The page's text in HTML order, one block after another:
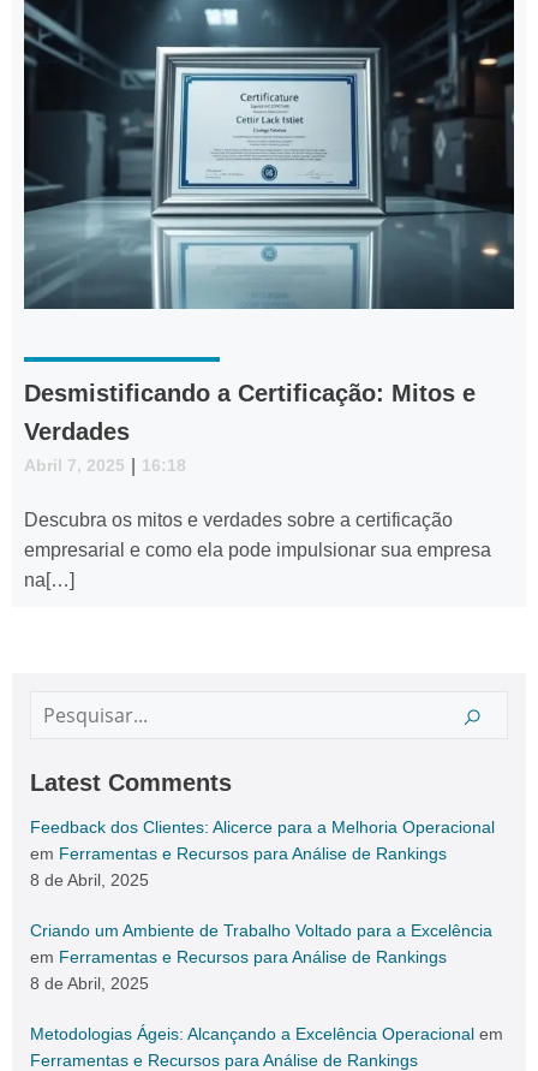
Desmistificando a Certificação: Mitos e
Verdades
Abril 7, 2025 16:18
Descubra os mitos e verdades sobre a certificação
empresarial e como ela pode impulsionar sua empresa
na[…]
Latest Comments
Feedback dos Clientes: Alicerce para a Melhoria Operacional
em Ferramentas e Recursos para Análise de Rankings
8 de Abril, 2025
Criando um Ambiente de Trabalho Voltado para a Excelência
em Ferramentas e Recursos para Análise de Rankings
8 de Abril, 2025
Metodologias Ágeis: Alcançando a Excelência Operacional em
Ferramentas e Recursos para Análise de Rankings